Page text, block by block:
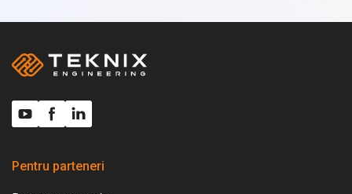
Pentru parteneri